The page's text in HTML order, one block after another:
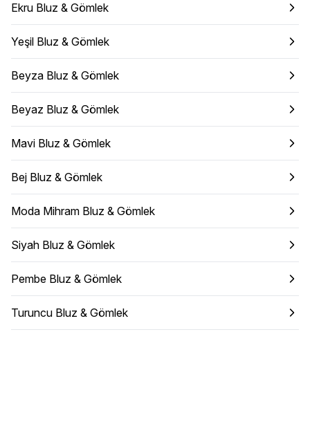
Ekru Bluz & Gömlek
Yeşil Bluz & Gömlek
Beyza Bluz & Gömlek
Beyaz Bluz & Gömlek
Mavi Bluz & Gömlek
Bej Bluz & Gömlek
Moda Mihram Bluz & Gömlek
Siyah Bluz & Gömlek
Pembe Bluz & Gömlek
Turuncu Bluz & Gömlek